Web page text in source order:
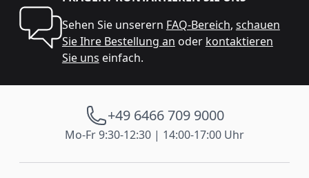
Sehen Sie unserern FAQ-Bereich, schauen
Sie Ihre Bestellung an oder kontaktieren
Sie uns einfach.
+49 6466 709 9000
Mo-Fr 9:30-12:30 | 14:00-17:00 Uhr